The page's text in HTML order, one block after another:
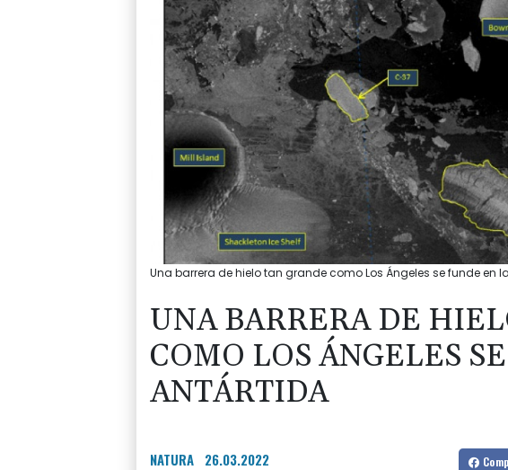
Una barrera de hielo tan grande como Los Ángeles se funde en
UNA BARRERA DE
COMO LOS ÁNGELES
ANTÁRTIDA
NATURA 26.03.2022